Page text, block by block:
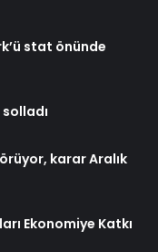
stat önünde
karar Aralık
Ekonomiye Katkı